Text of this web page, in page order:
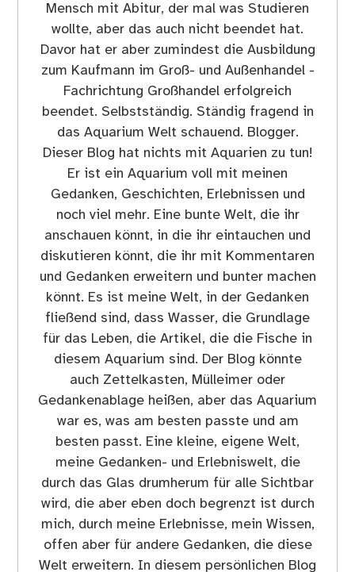
Mensch mit Abitur, der mal was Studieren
wollte, aber das auch nicht beendet hat.
Davor hat er aber zumindest die Ausbildung
zum Kaufmann im Groß- und Außenhandel -
Fachrichtung Großhandel erfolgreich
beendet. Selbstständig. Ständig fragend in
das Aquarium Welt schauend. Blogger.
Dieser Blog hat nichts mit Aquarien zu tun!
Er ist ein Aquarium voll mit meinen
Gedanken, Geschichten, Erlebnissen und
noch viel mehr. Eine bunte Welt, die ihr
anschauen könnt, in die ihr eintauchen und
diskutieren könnt, die ihr mit Kommentaren
und Gedanken erweitern und bunter machen
könnt. Es ist meine Welt, in der Gedanken
fließend sind, dass Wasser, die Grundlage
für das Leben, die Artikel, die die Fische in
diesem Aquarium sind. Der Blog könnte
auch Zettelkasten, Mülleimer oder
Gedankenablage heißen, aber das Aquarium
war es, was am besten passte und am
besten passt. Eine kleine, eigene Welt,
meine Gedanken- und Erlebniswelt, die
durch das Glas drumherum für alle Sichtbar
wird, die aber eben doch begrenzt ist durch
mich, durch meine Erlebnisse, mein Wissen,
offen aber für andere Gedanken, die diese
Welt erweitern. In diesem persönlichen Blog